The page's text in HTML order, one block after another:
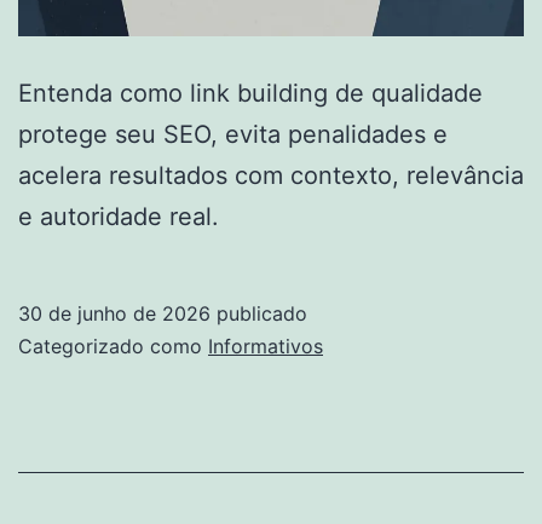
Entenda como link building de qualidade
protege seu SEO, evita penalidades e
acelera resultados com contexto, relevância
e autoridade real.
30 de junho de 2026 publicado
Categorizado como Informativos